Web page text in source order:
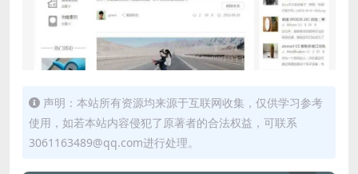
声明：本站所有资源均来源于互联网收集，仅供学习参考
使用，如若本站内容侵犯了原著者的合法权益，可联系
3061163489@qq.com进行处理。